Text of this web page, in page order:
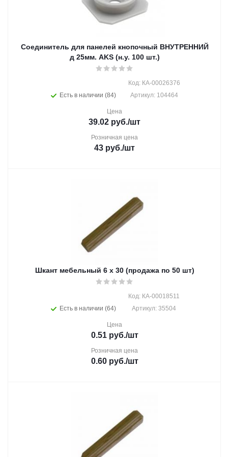
Соединитель для панелей кнопочный ВНУТРЕННИЙ
д 25мм. AKS (н.у. 100 шт.)
Есть в наличии (84)
Код: КА-00026376
Артикул: 104464
Цена
39.02 руб./шт
Розничная цена
43 руб./шт
Шкант мебельный 6 х 30 (продажа по 50 шт)
Есть в наличии (64)
Код: КА-00018511
Артикул: 35504
Цена
0.51руб./шт
Розничная цена
0.60руб./шт